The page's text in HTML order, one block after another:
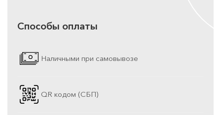
Способы оплаты
Наличными при самовывозе
QR кодом (СБП)